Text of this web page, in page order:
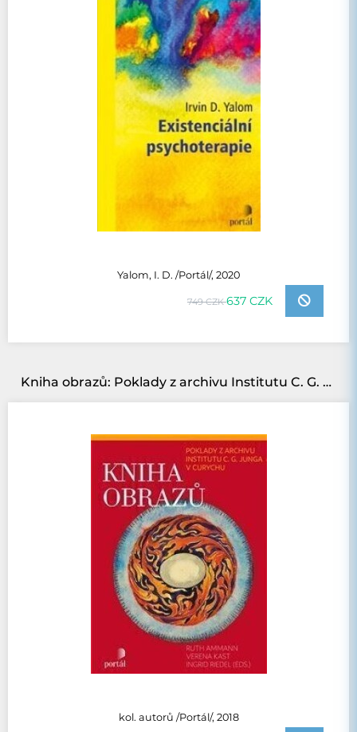
Yalom, I. D. /Portál/, 2020
749 CZK637 CZK
Kniha obrazů: Poklady z archivu Institutu C. G. Junga v Curychu
kol. autorů /Portál/, 2018